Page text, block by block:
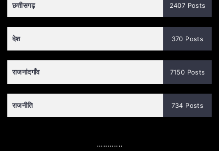
छत्तीसगढ़ 2407 Posts
देश 370 Posts
राजनांदगाँव 7150 Posts
राजनीति 734 Posts
............